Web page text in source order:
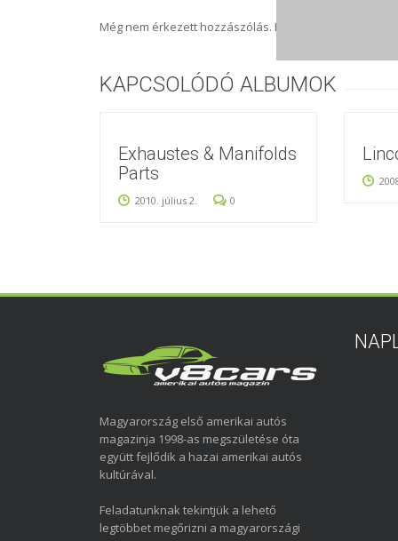
Még nem érkezett hozzászólás. Legyél az első
KAPCSOLÓDÓ ALBUMOK
Exhaustes & Manifolds
Parts
2010. július 2. 0
Magyarország első amerikai autós
magazinja 1998-as megszületése óta
együtt fejlődik a hazai amerikai autós
kultúrával.
Feladatunknak tekintjük a lehető
legtöbbet megőrizni a magyarországi